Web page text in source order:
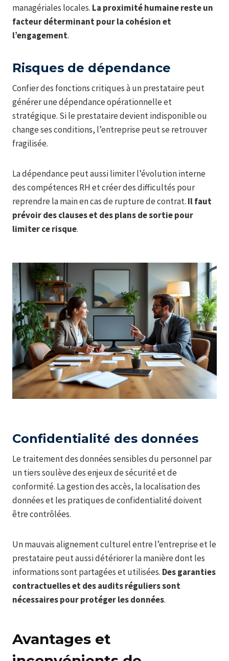
managériales locales. La proximité humaine reste un
facteur déterminant pour la cohésion et
l’engagement.
Risques de dépendance
Confier des fonctions critiques à un prestataire peut
générer une dépendance opérationnelle et
stratégique. Si le prestataire devient indisponible ou
change ses conditions, l’entreprise peut se retrouver
fragilisée.
La dépendance peut aussi limiter l’évolution interne
des compétences RH et créer des difficultés pour
reprendre la main en cas de rupture de contrat. Il faut
prévoir des clauses et des plans de sortie pour
limiter ce risque.
Confidentialité des données
Le traitement des données sensibles du personnel par
un tiers soulève des enjeux de sécurité et de
conformité. La gestion des accès, la localisation des
données et les pratiques de confidentialité doivent
être contrôlées.
Un mauvais alignement culturel entre l’entreprise et le
prestataire peut aussi détériorer la manière dont les
informations sont partagées et utilisées. Des garanties
contractuelles et des audits réguliers sont
nécessaires pour protéger les données.
Avantages et